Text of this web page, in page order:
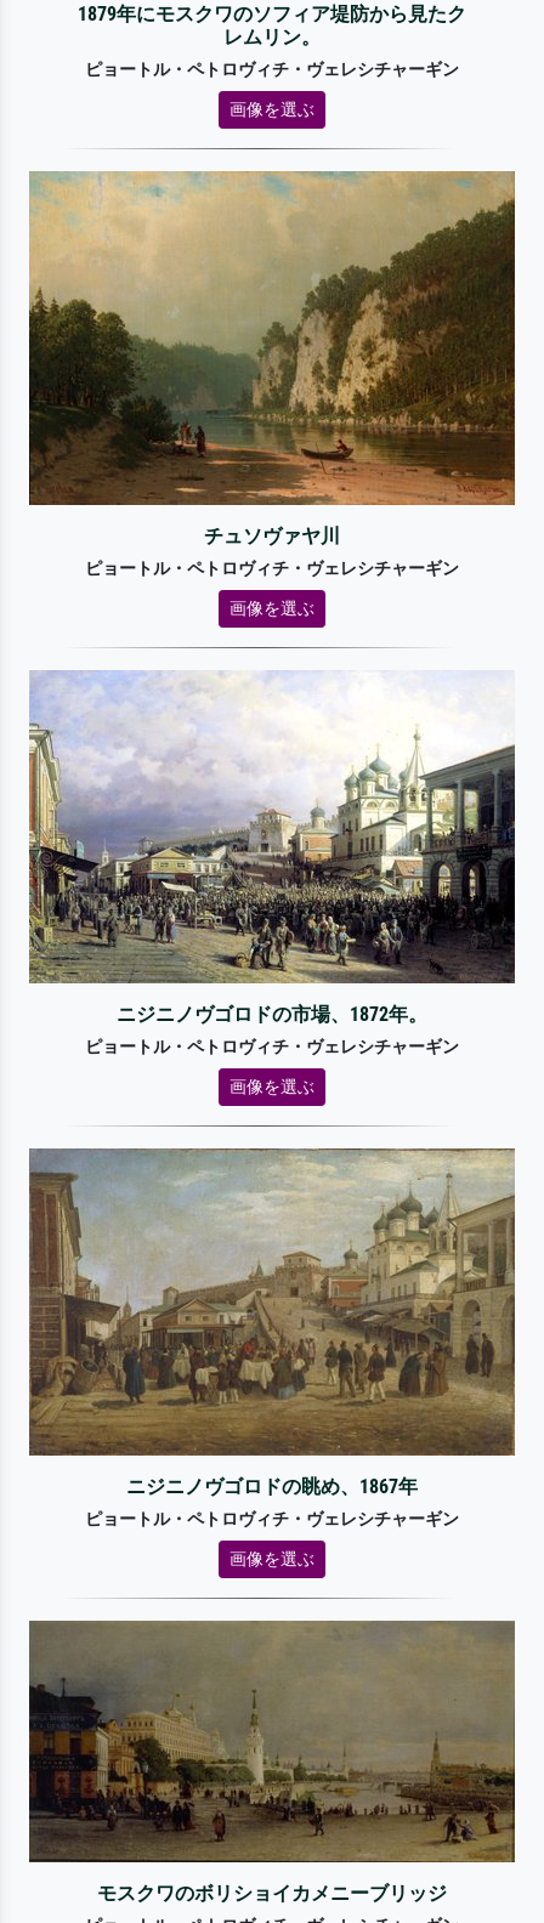
1879年にモスクワのソフィア堤防から見たク
レムリン。
ピョートル・ペトロヴィチ・ヴェレシチャーギン
画像を選ぶ
チュソヴァヤ川
ピョートル・ペトロヴィチ・ヴェレシチャーギン
画像を選ぶ
ニジニノヴゴロドの市場、1872年。
ピョートル・ペトロヴィチ・ヴェレシチャーギン
画像を選ぶ
ニジニノヴゴロドの眺め、1867年
ピョートル・ペトロヴィチ・ヴェレシチャーギン
画像を選ぶ
モスクワのボリショイカメニーブリッジ